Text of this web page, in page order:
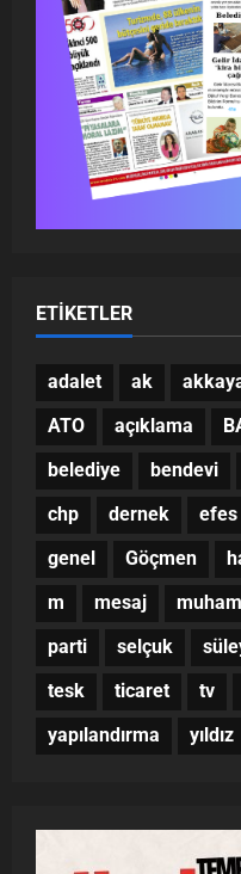
ETIKETLER
adalet ak
ATO
açıklama
belediye
bendevi
chp
dernek efes
genel
Göçmen
m
mesaj
parti
selçuk
tesk
ticaret tv
yapılandırma
yıldız